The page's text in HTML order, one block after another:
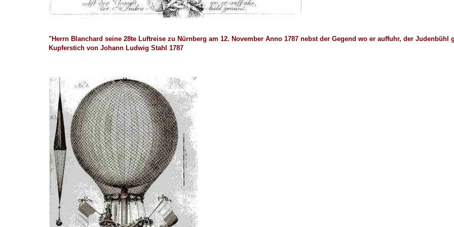
"Herrn Blanchard seine 28te Luftreise zu Nürnberg am 12. November Anno 1787 nebst der Gegend wo er auffuhr, der Judenbühl
Kupferstich von Johann Ludwig Stahl 1787